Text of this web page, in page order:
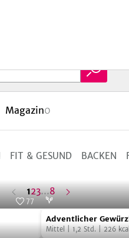
Magazin0
FIT & GESUND BACKEN
1Seite
2Seite
3…letzte
Seite
8 n
ä
ch
s
t
e
S
e
i
te
77
Adventlicher
Gewürzkuchen
Foto:
Adventlicher
Mittel 1,2 Std.| 226kcal